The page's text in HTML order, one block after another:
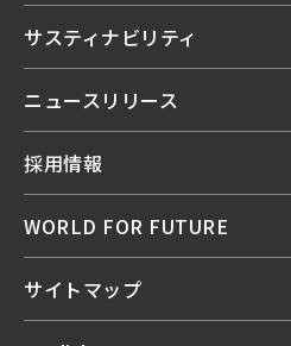
サスティナビリティ
ニュースリリース
採用情報
WORLD FOR FUTURE
サイトマップ